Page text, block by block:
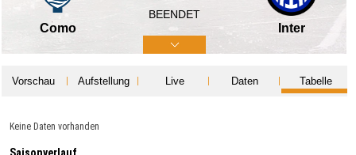
Como
BEENDET
Inter
Vorschau Aufstellung Live Daten Tabelle
Keine Daten vorhanden
Saisonverlauf